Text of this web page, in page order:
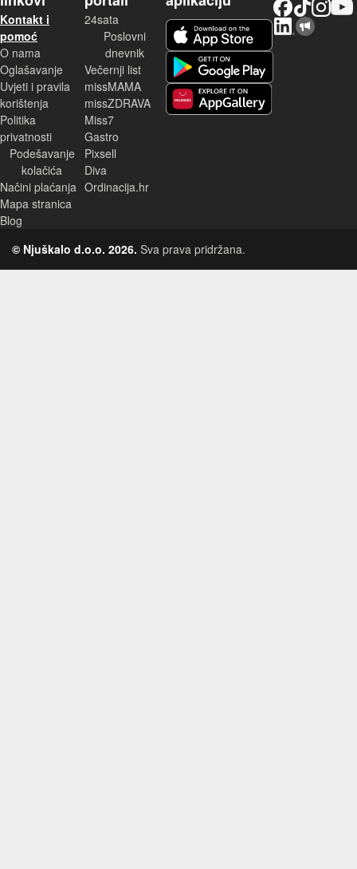
Kontakt i
pomoć
O nama
Oglašavanje
Uvjeti i pravila
korištenja
Politika
privatnosti
Podešavanje
kolačića
Načini plaćanja
Mapa stranica
Blog
24sata
Poslovni
dnevnik
Večernji list
missMAMA
missZDRAVA
Miss7
Gastro
Pixsell
Diva
Ordinacija.hr
© Njuškalo d.o.o. 2026. Sva prava pridržana.